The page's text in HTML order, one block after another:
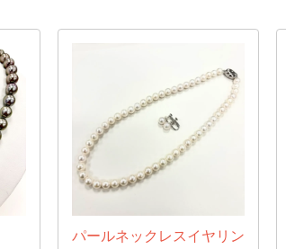
パールネックレスイヤリン